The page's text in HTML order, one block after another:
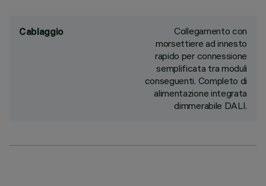
Cablaggio
Collegamento con
morsettiere ad innesto
rapido per connessione
semplificata tra moduli
conseguenti. Completo di
alimentazione integrata
dimmerabile DALI.